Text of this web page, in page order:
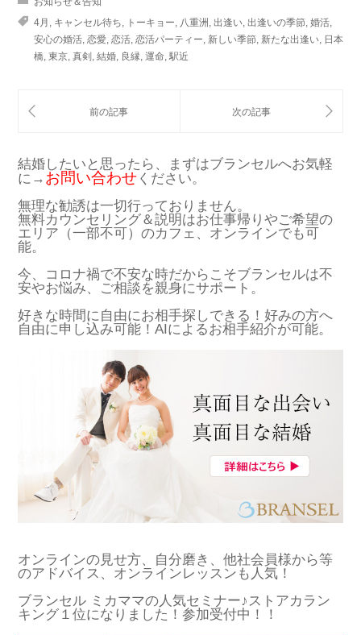
4月 , キャンセル待ち, トーキョー, 八重洲 , 出逢い, 出逢いの季節, 婚活,
安心の婚活, 恋愛, 恋活, 恋活パーティー, 新しい季節, 新たな出逢い, 日本
橋, 東京, 真剣 , 結婚, 良縁, 運命, 駅近
結婚したいと思ったら、まずはブランセルへお気軽
に→ お問い合わせ ください。
無理な勧誘は一切行っておりません。
無料カウンセリング＆説明はお仕事帰りやご希望の
エリア（一部不可）のカフェ、オンラインでも可
能。
今、コロナ禍で不安な時だからこそブランセルは不
安やお悩み、ご相談を親身にサポート。
好きな時間に自由にお相手探しできる！好みの方へ
自由に申し込み可能！AIによるお相手紹介が可能。
オンラインの見せ方、自分磨き、他社会員様から等
のアドバイス、オンラインレッスンも人気！
ブランセル ミカママの人気セミナー♪ストアカラン
キング１位になりました！参加受付中！！